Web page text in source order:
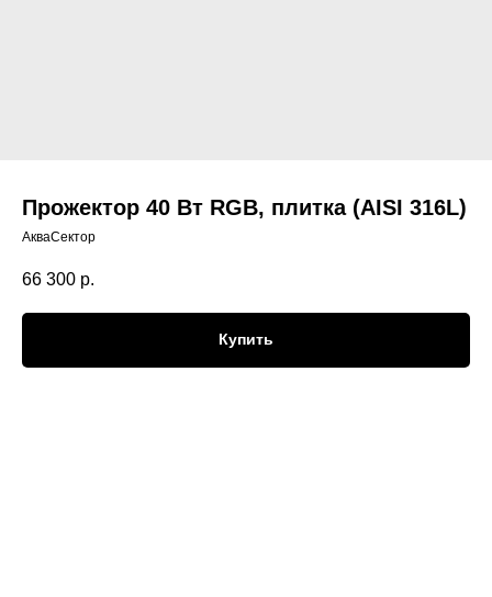
Прожектор 40 Вт RGВ, плитка (АISI 316L)
АкваСектор
66 300 р.
Купить